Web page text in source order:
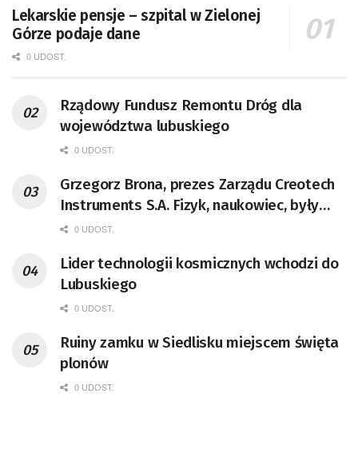
Lekarskie pensje – szpital w Zielonej
Górze podaje dane
0 UDOST.
Rządowy Fundusz Remontu Dróg dla
województwa lubuskiego
0 UDOST.
Grzegorz Brona, prezes Zarządu Creotech
Instruments S.A. Fizyk, naukowiec, były
pracownik CERN w Genewie,
doktor habilitowany nauk fizycznych,
koordynator Rady Sektorowej ds.
Kompetencji Przemysłu Lotniczo-
Badań Kosmicznych i Satelitarnych PAN.
0 UDOST.
Lider technologii kosmicznych wchodzi do
Lubuskiego
0 UDOST.
Ruiny zamku w Siedlisku miejscem święta
plonów
0 UDOST.